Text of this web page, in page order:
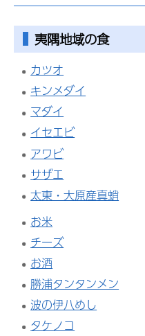
夷隅地域の食
カツオ
キンメダイ
マダイ
イセエビ
アワビ
サザエ
太東・大原産真蛸
お米
チーズ
お酒
勝浦タンタンメン
波の伊八めし
タケノコ